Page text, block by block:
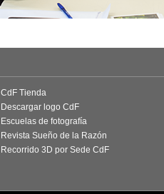
CdF Tienda
Descargar logo CdF
Escuelas de fotografía
Revista Sueño de la Razón
Recorrido 3D por Sede CdF